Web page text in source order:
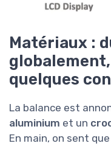
Matériaux :
quelques
La balance est
aluminium et un
En main, on sent